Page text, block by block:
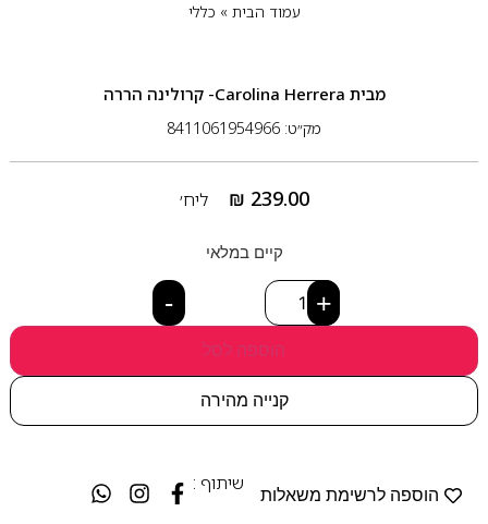
עמוד הבית» כללי
מבית Carolina Herrera- קרולינה הררה
מק״ט: 8411061954966
₪ 239.00 ליח׳
קיים במלאי
- +
הוספה לסל
קנייה מהירה
הוספה לרשימת משאלות
שיתוף :